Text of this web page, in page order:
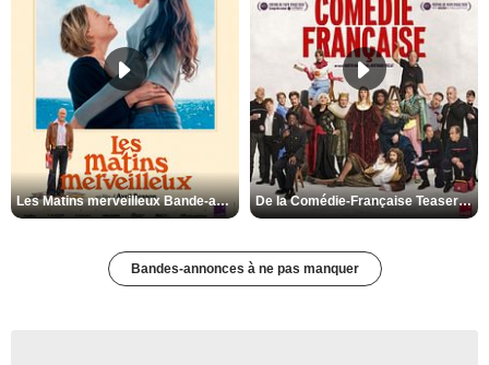
Les Matins merveilleux Bande-annonce VF De la Comédie-Française Teaser VF
Bandes-annonces à ne pas manquer